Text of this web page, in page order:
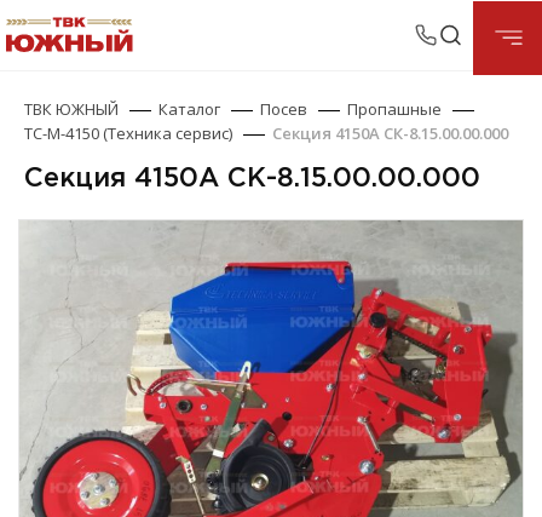
ТВК ЮЖНЫЙ Каталог Посев
Пропашные
ТС-М-4150 (Техника сервис)
Секция 4150А СК-8.15.00.00.000
Секция 4150А СК-8.15.00.00.000